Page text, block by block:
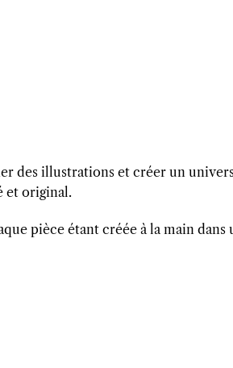
des illustrations et créer un
et original.
pièce étant créée à la main dans